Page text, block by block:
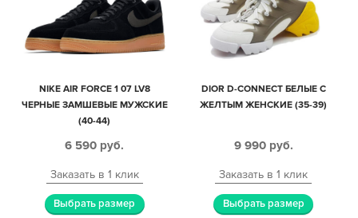
NIKE AIR FORCE 1 07 LV8
ЧЕРНЫЕ ЗАМШЕВЫЕ МУЖСКИЕ
(40-44)
6 590 руб.
Заказать в 1 клик
Выбрать размер
DIOR D-CONNECT БЕЛЫЕ С
ЖЕЛТЫМ ЖЕНСКИЕ (35-39)
9 990 руб.
Заказать в 1 клик
Выбрать размер